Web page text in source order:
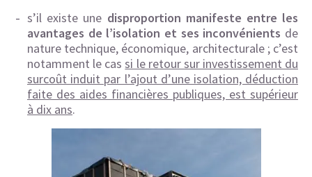
s’il existe une disproportion manifeste entre les
avantages de l’isolation et ses inconvénients de
nature technique, économique, architecturale ; c’est
notamment le cassi le retour sur investissement du
surcoût induit par l’ajout d’une isolation, déduction
faite des aides financières publiques, est supérieur
à dix ans.